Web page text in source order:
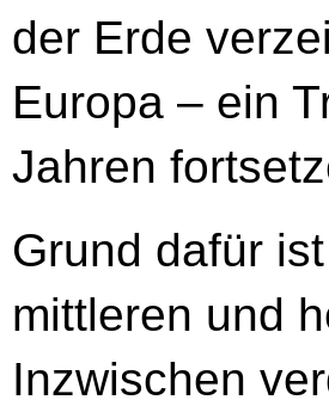
der Erde
Europa – ein
Jahren
Grund dafür
mittleren und
Inzwischen